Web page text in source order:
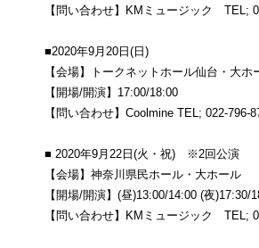
【問い合わせ】KMミュージック TEL;
■2020年9月20日(日)
【会場】トークネットホール仙台・大ホ
【開場/開演】17:00/18:00
【問い合わせ】Coolmine TEL; 022-796-
■ 2020年9月22日(火・祝) ※2回公演
【会場】神奈川県民ホール・大ホール
【開場/開演】(昼)13:00/14:00 (夜)17:30/
【問い合わせ】KMミュージック TEL;